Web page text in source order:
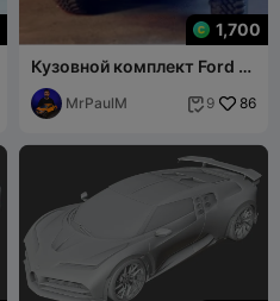
1,700
Кузовной комплект Ford F-
150 Raptor 1/10
MrPaulM  9 86